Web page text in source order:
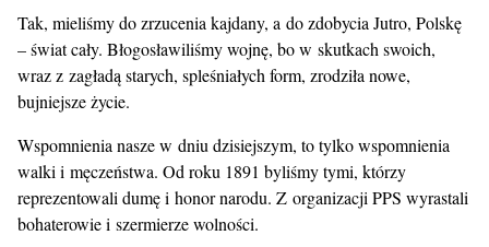
Tak, mieliśmy do zrzucenia kajdany, a do zdobycia Jutro, Polskę
– świat cały. Błogosławiliśmy wojnę, bo w skutkach swoich,
wraz z zagładą starych, spleśniałych form, zrodziła nowe,
bujniejsze życie.
Wspomnienia nasze w dniu dzisiejszym, to tylko wspomnienia
walki i męczeństwa. Od roku 1891 byliśmy tymi, którzy
reprezentowali dumę i honor narodu. Z organizacji PPS wyrastali
bohaterowie i szermierze wolności.